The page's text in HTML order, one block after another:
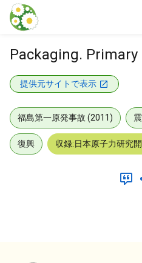
本文に飛ぶ
Packaging.
提供元サイトで表示
福島第一原発事故 (2011)
復興 収録:日本原子力研究